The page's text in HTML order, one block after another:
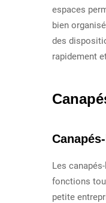
espaces
bien
des
rapidement
Les
fonctions
petite